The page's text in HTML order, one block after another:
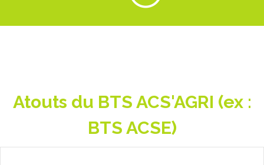
Atouts du BTS ACS'AGRI (ex :
BTS ACSE)